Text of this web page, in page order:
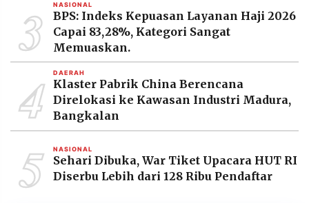
PRAMUDITA
3 NASIONAL
BPS: Indeks Kepuasan Layanan Haji 2026
Capai 83,28%, Kategori Sangat
Memuaskan.
4 DAERAH
Klaster Pabrik China Berencana
Direlokasi ke Kawasan Industri Madura,
Bangkalan
5 NASIONAL
Sehari Dibuka, War Tiket Upacara HUT RI
Diserbu Lebih dari 128 Ribu Pendaftar